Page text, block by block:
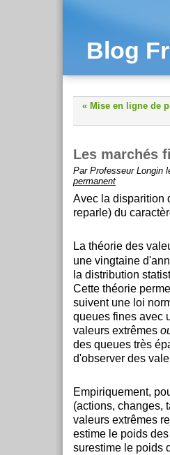
Blog
« Mise en ligne de
Les marchés
Par Professeur Longin
permanent
Avec la disparition
reparle) du
La théorie des
une vingtaine
la distribution
Cette théorie
suivent une loi
queues fines avec
valeurs extrêmes
des queues très
d'observer des
Empiriquement,
(actions, changes,
valeurs extrêmes
estime le poids
surestime le poids